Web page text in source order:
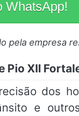
WhatsApp!
pela empresa
Pio XII
dos
e